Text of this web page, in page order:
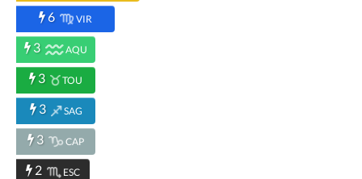
6 VIR
3 AQU
3 TOU
3 SAG
3 CAP
2 ESC